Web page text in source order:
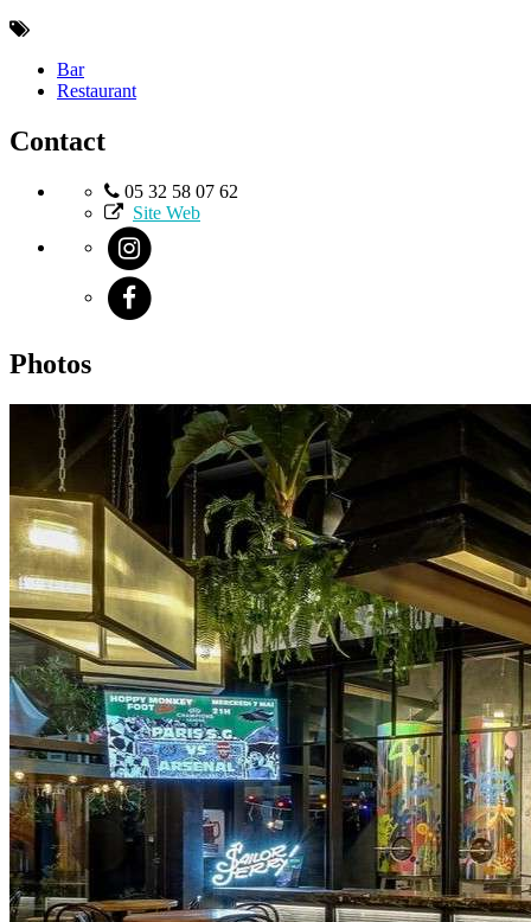
Bar
Restaurant
Contact
05 32 58 07 62
Site Web
Photos